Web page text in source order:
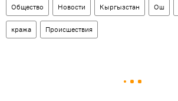
Общество Новости Кыргызстан Ош
кража Происшествия